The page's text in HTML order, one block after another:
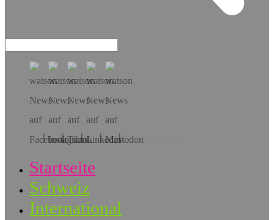
Hol dir die App!
Startseite
Schweiz
International